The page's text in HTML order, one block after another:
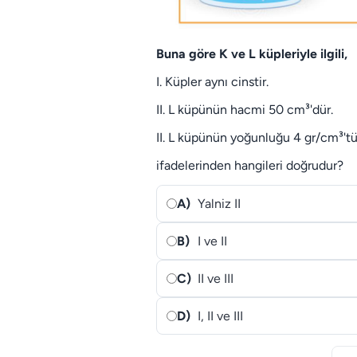
Buna göre K ve L küpleriyle ilgili,
I. Küpler aynı cinstir.
II. L küpünün hacmi 50 cm³'dür.
II. L küpünün yoğunluğu 4 gr/
ifadelerinden hangileri doğrudur?
A) Yalniz II
B) I ve II
C) II ve III
D) I, II ve III